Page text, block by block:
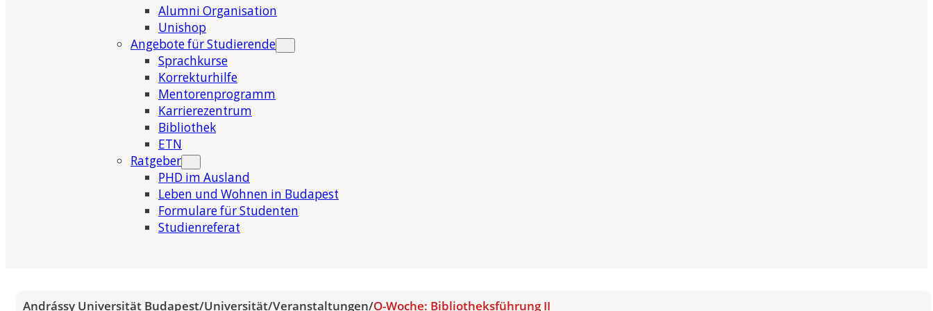
Alumni Organisation
Unishop
Angebote für Studierende
Sprachkurse
Korrekturhilfe
Mentorenprogramm
Karrierezentrum
Bibliothek
ETN
Ratgeber
PHD im Ausland
Leben und Wohnen in Budapest
Formulare für Studenten
Studienreferat
Andrássy Universität Budapest/Universität/Veranstaltungen/O-Woche: Bibliotheksführung II